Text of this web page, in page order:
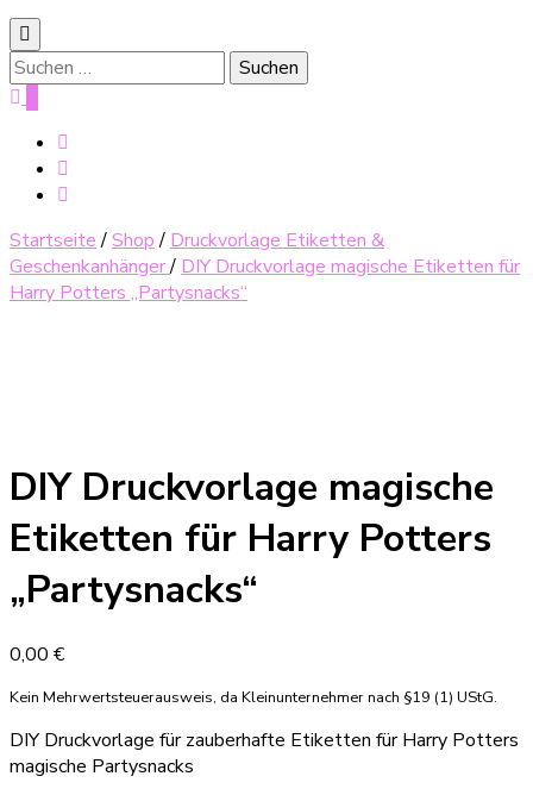
Suche
nach:
Startseite /Shop / Druckvorlage Etiketten &
Geschenkanhänger/ DIY Druckvorlage magische Etiketten für
Harry Potters „Partysnacks“
DIY Druckvorlage magische
Etiketten für Harry Potters
„Partysnacks“
0,00 €
Kein Mehrwertsteuerausweis, da Kleinunternehmer nach §19 (1) UStG.
DIY Druckvorlage für zauberhafte Etiketten für Harry Potters
magische Partysnacks